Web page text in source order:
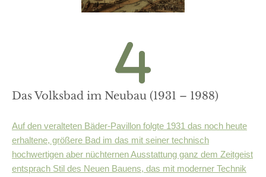
Das Volksbad im Neubau (1931 – 1988)
Auf den veralteten Bäder-Pavillon folgte 1931 das noch heute
erhaltene, größere Bad im das mit seiner technisch
hochwertigen aber nüchternen Ausstattung ganz dem Zeitgeist
entsprach Stil des Neuen Bauens, das mit moderner Technik